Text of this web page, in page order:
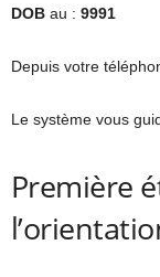
DOB au : 9991
Depuis votre
Le système vous
Première